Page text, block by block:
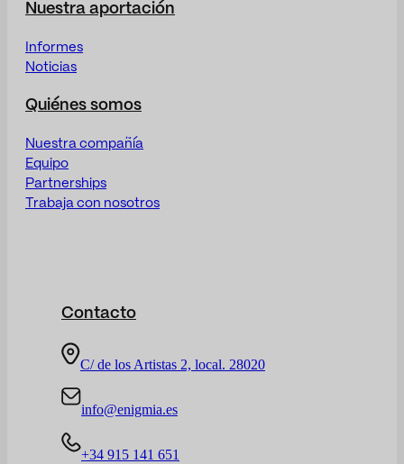
Nuestra aportación
Informes
Noticias
Quiénes somos
Nuestra compañía
Equipo
Partnerships
Trabaja con nosotros
Contacto
C/ de los Artistas 2, local. 28020
info@enigmia.es
+34 915 141 651